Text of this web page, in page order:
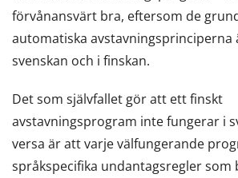
förvånansvärt bra, eftersom de
automatiska avstavningsprinciperna
svenskan och i finskan.
Det som självfallet gör att ett finskt
avstavningsprogram inte fungerar i
versa är att varje välfungerande
språkspecifika undantagsregler som